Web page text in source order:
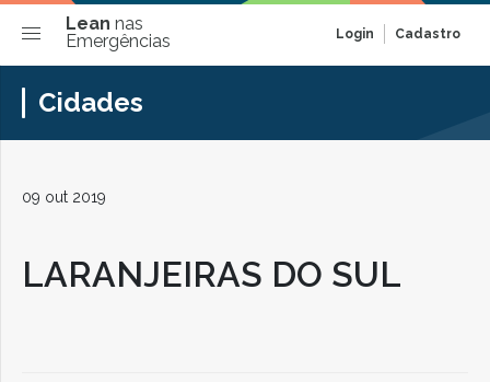
Lean nas
Emergências
Login Cadastro
Cidades
09 out 2019
LARANJEIRAS DO SUL